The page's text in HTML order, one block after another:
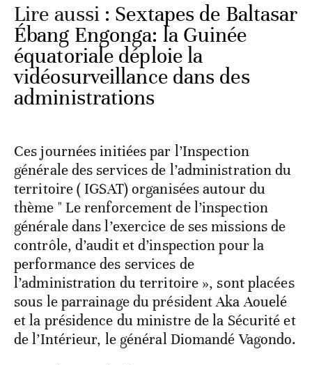
Lire aussi : Sextapes de Baltasar
Ébang Engonga: la Guinée
équatoriale déploie la
vidéosurveillance dans des
administrations
Ces journées initiées par l’Inspection
générale des services de l’administration du
territoire ( IGSAT) organisées autour du
thème " Le renforcement de l’inspection
générale dans l’exercice de ses missions de
contrôle, d’audit et d’inspection pour la
performance des services de
l’administration du territoire », sont placées
sous le parrainage du président Aka Aouelé
et la présidence du ministre de la Sécurité et
de l’Intérieur, le général Diomandé Vagondo.